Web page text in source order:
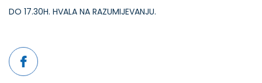
DO 17.30H. HVALA NA RAZUMIJEVANJU.